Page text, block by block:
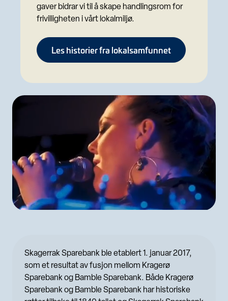
gaver bidrar vi til å skape handlingsrom for
frivilligheten i vårt lokalmiljø.
Les historier fra lokalsamfunnet
Skagerrak Sparebank ble etablert 1. januar 2017,
som et resultat av fusjon mellom Kragerø
Sparebank og Bamble Sparebank. Både Kragerø
Sparebank og Bamble Sparebank har historiske